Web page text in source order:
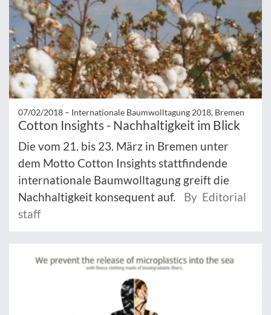
07/02/2018 – Internationale Baumwolltagung 2018, Bremen
Cotton Insights - Nachhaltigkeit im Blick
Die vom 21. bis 23. März in Bremen unter
dem Motto Cotton Insights stattfindende
internationale Baumwolltagung greift die
Nachhaltigkeit konsequent auf.
By Editorial
staff